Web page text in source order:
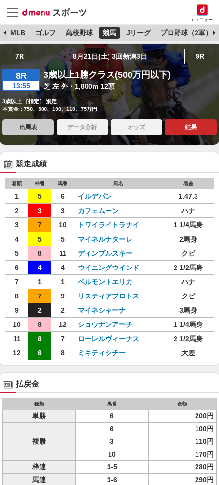
dメニュー
MLB ゴルフ 高校野球 競馬 Jリーグ プロ野球（2軍）
7R 8月21日(土) 3回新潟3日 9R
8R
13:55
3歳以上1勝クラス(500万円以下)
芝 左 外・1,800m 12頭
3歳以上 ［指定］ 別定
本賞金：750、300、190、110、75万円
出馬表 データ分析 オッズ 結果
競走成績
着順 枠番 馬番 馬名 着差
1 5 6 イルデパン
1.47.3
2
3 3 カフェムーン
ハナ
3
7 10 トワイライトラナイ
1 1/4馬身
4
5 5 マイネルナターレ
2馬身
5
8 11 ディンプルスキー
クビ
6
4 4 ウイニングウインド
2 1/2馬身
7
1 1 ベルモントエリカ
ハナ
8
7 9 リスティアプロトス
クビ
9
2 2 マイネシャーナ
3馬身
10
8 12 ショウナンアーチ
1 1/4馬身
11
6 7 ローレルヴィーナス
2 1/2馬身
12
6 8 ミキティシチー 大差
払戻金
種類 馬番 金額
単勝 6 200円
複勝
6
100円
3
110円
10
170円
枠連
3-5
280円
馬連
3-6 290円